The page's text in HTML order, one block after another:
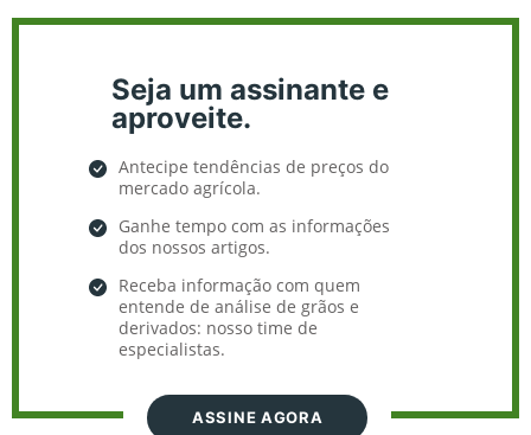
Seja um assinante e
aproveite.
Antecipe tendências de preços do
mercado agrícola.
Ganhe tempo com as informações
dos nossos artigos.
Receba informação com quem
entende de análise de grãos e
derivados: nosso time de
especialistas.
ASSINE AGORA